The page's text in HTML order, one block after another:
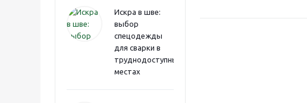
Искра в шве:
выбор
спецодежды
для сварки в
труднодоступных
местах